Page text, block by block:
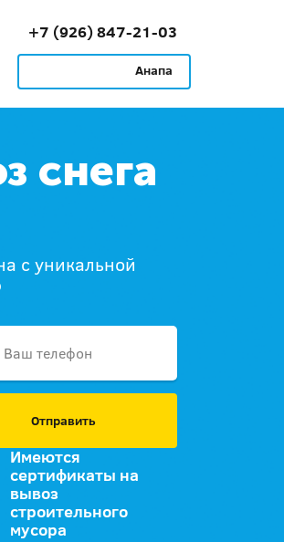
+7 (926) 847-21-03
Анапа
снега
с уникальной
Отправить
Имеются
сертификаты на
вывоз
строительного
мусора